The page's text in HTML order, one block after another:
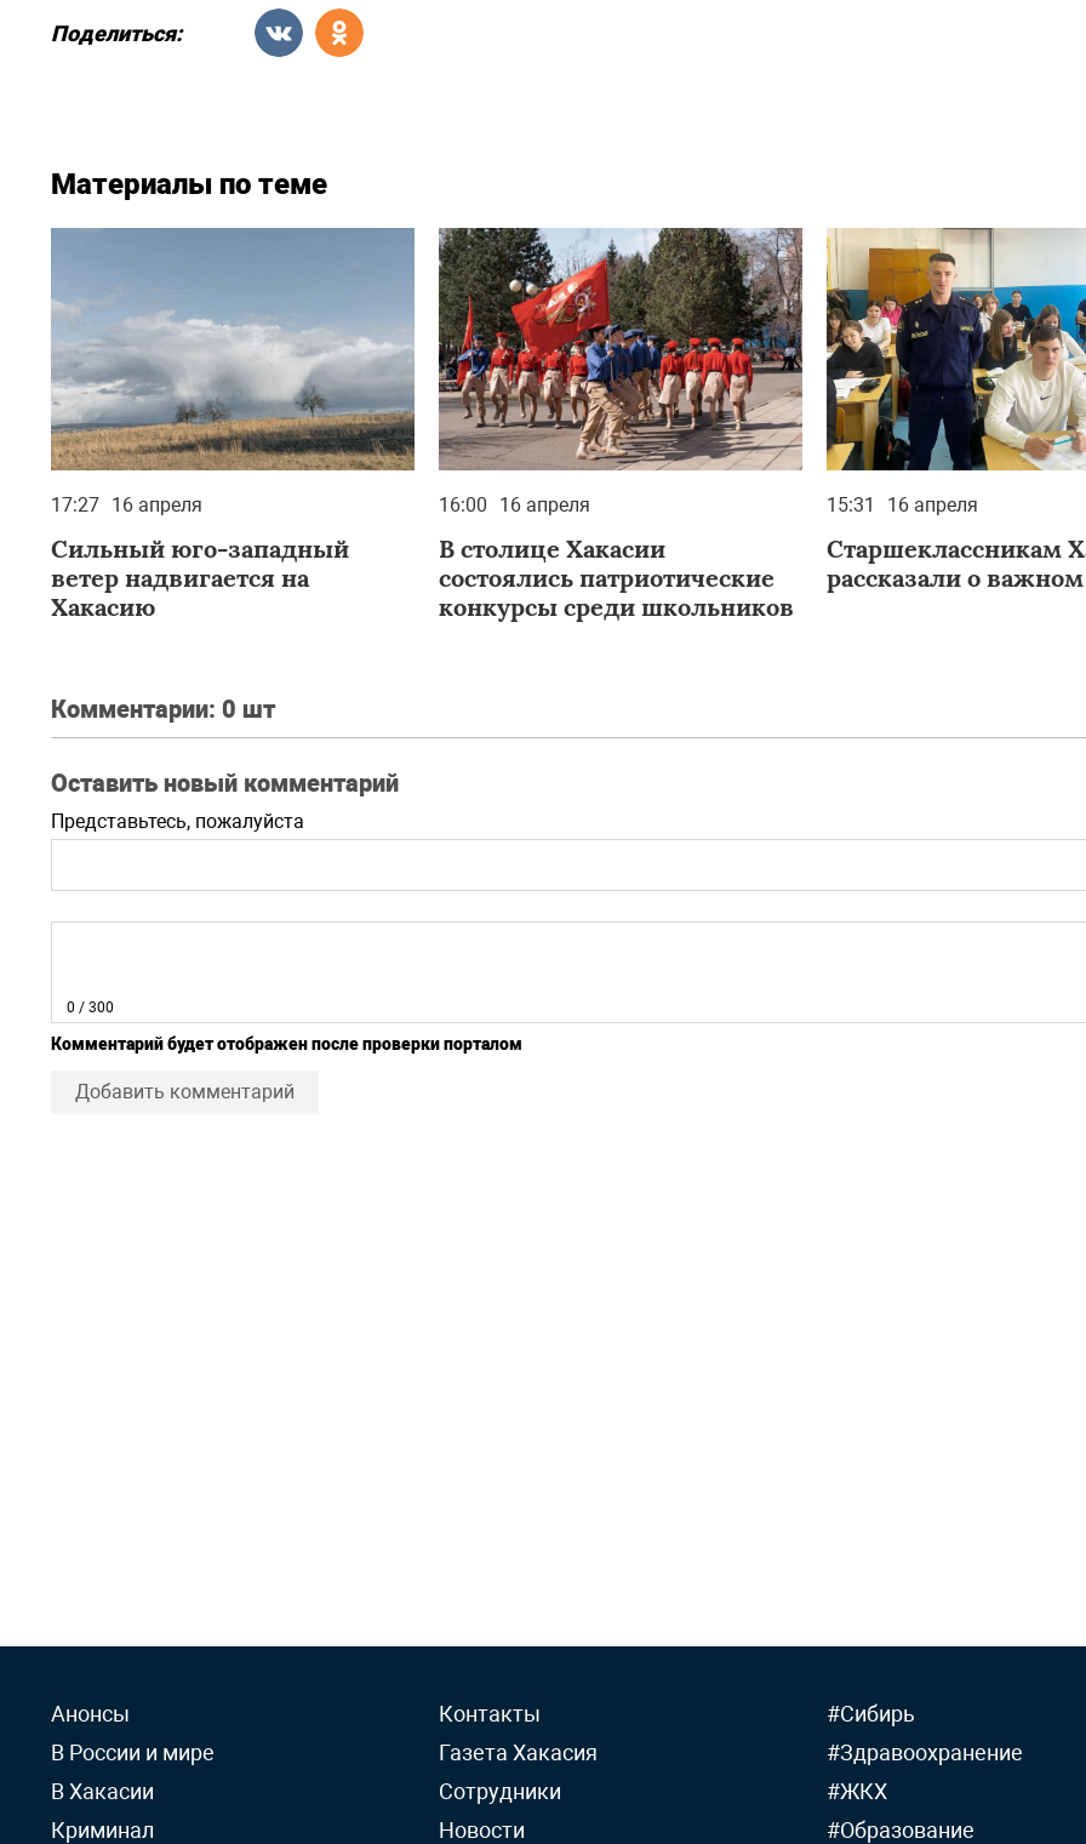
Поделиться:
Материалы по теме
17:27 16 апреля
Сильный юго-западный
ветер надвигается на
Хакасию
16:00 16 апреля
В столице Хакасии
состоялись патриотические
конкурсы среди школьников
15:31 16 апреля
Старшеклассникам
рассказали о важном
Комментарии: 0 шт
Оставить новый комментарий
Представьтесь, пожалуйста
0 / 300
Комментарий будет отображен после проверки порталом
Добавить комментарий
Анонсы
В России и мире
В Хакасии
Криминал
Контакты
Газета Хакасия
Сотрудники
Новости
#Сибирь
#Здравоохранение
#ЖКХ
#Образование